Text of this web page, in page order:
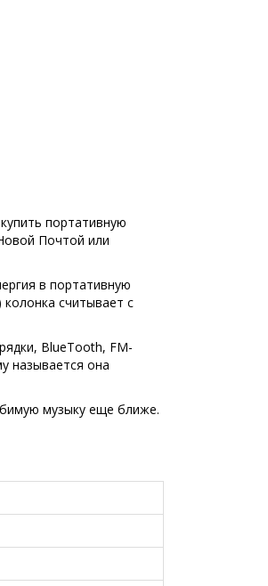
портативную
Почтой или
в портативную
считывает с
BlueTooth, FM-
называется она
музыку еще ближе.